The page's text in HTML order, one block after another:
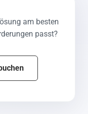
am besten
passt?